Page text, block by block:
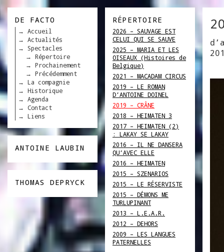
DE FACTO
Accueil
Actualités
Spectacles
Répertoire
Prochainement
Précédemment
La compagnie
Historique
Agenda
Contact
Liens
ANTOINE LAUBIN
THOMAS DEPRYCK
RÉPERTOIRE
2026 – SAUVAGE EST
CELUI QUI SE SAUVE
2025 – MARIA ET LES
OISEAUX (Histoires de
Belgique)
2021 – MACADAM CIRCUS
2019 – LE ROMAN
D’ANTOINE DOINEL
2019 – CRÂNE
2018 – HEIMATEN 3
2017 – HEIMATEN (2)
: LAKAY SE LAKAY
2016 – IL NE DANSERA
QU’AVEC ELLE
2016 – HEIMATEN
2015 – SZENARIOS
2015 – LE RÉSERVISTE
2015 – DÉMONS ME
TURLUPINANT
2013 – L.E.A.R.
2012 – DEHORS
2009 – LES LANGUES
PATERNELLES